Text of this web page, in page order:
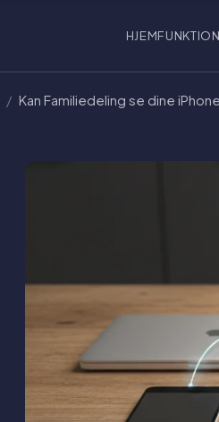
HJEM
/ Kan Familiedeling se dine